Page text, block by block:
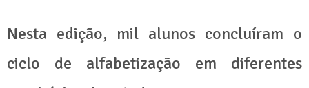
Nesta edição, mil alunos concluíram o
ciclo de alfabetização em diferentes